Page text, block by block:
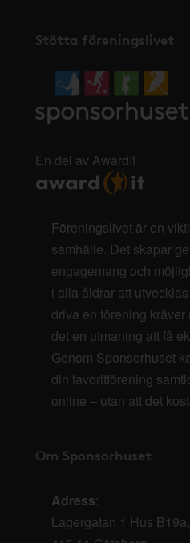
Stötta föreningslivet
En del av AwardIt
Föreningslivet är en
samhälle. Det skapar
engagemang och
i alla åldrar att
driva en förening kräver
det en utmaning att få
Genom Sponsorhuset
din favoritförening
online – utan att det
Om Sponsorhuset
Adress:
Lagergatan 1 Hus